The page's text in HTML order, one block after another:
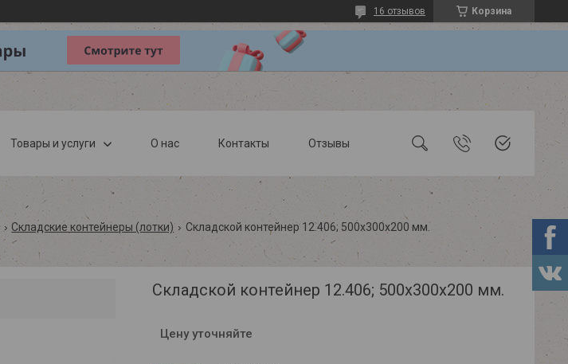
Корзина
16 отзывов
Товары и услуги О нас Контакты Отзывы
Складские контейнеры (лотки) Складской контейнер 12.406; 500х300х200 мм.
Складской контейнер 12.406; 500х300х200 мм.
Цену уточняйте